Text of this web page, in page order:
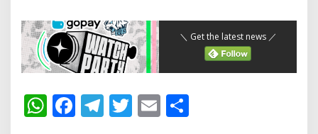
＼ Get the latest news ／
W F T T E